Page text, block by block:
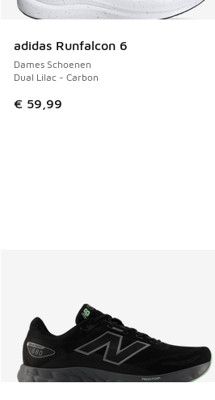
adidas Runfalcon 6
Dames Schoenen
Dual Lilac - Carbon
€ 59,99